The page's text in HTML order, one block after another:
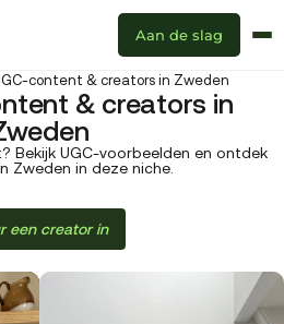
Aan de slag
content & creators in Zweden
& creators in
Bekijk UGC-voorbeelden en ontdek
Zweden in deze niche.
een creator in